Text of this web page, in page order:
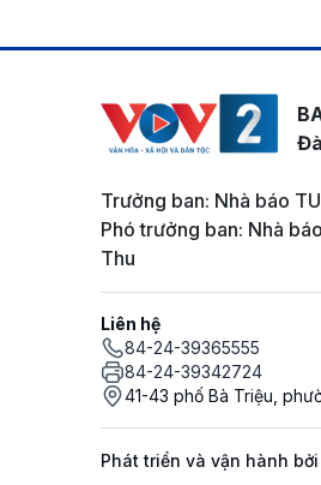
Trưởng ban: Nhà báo
Phó trưởng ban: Nhà
Thu
Liên hệ
84-24-39365555
84-24-39342724
41-43 phố Bà Triệu,
Phát triển và vận hành